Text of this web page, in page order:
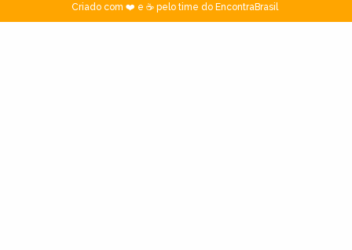
Criado com ❤️ e ☕ pelo time do EncontraBrasil